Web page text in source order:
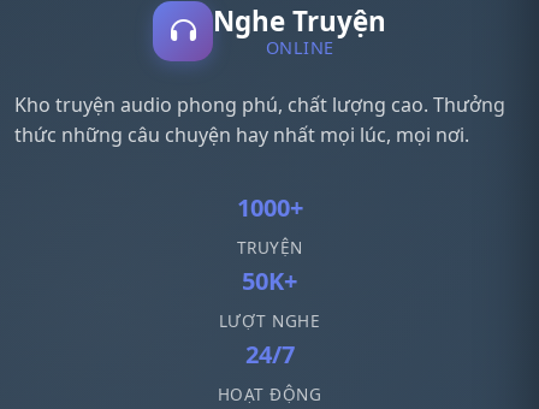
Nghe Truyện
ONLINE
Kho truyện audio phong phú, chất lượng cao. Thưởng
thức những câu chuyện hay nhất mọi lúc, mọi nơi.
1000+
TRUYỆN
50K+
LƯỢT NGHE
24/7
HOẠT ĐỘNG